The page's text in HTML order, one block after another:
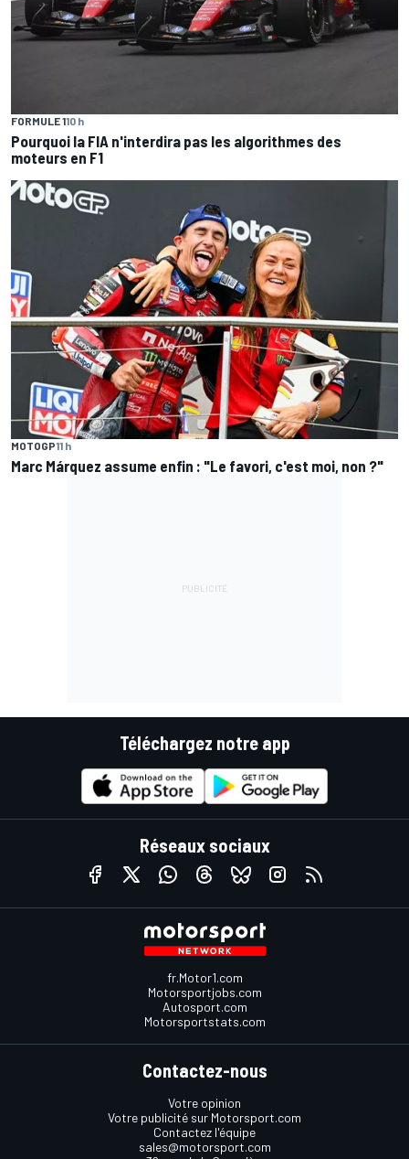
FORMULE 110 h
Pourquoi la FIA n'interdira pas les algorithmes des
moteurs en F1
MOTOGP11 h
Marc Márquez assume enfin : "Le favori, c'est moi, non ?"
Téléchargez notre app
Réseaux sociaux
fr.Motor1.com
Motorsportjobs.com
Autosport.com
Motorsportstats.com
Contactez-nous
Votre opinion
Votre publicité sur Motorsport.com
Contactez l'équipe
sales@motorsport.com